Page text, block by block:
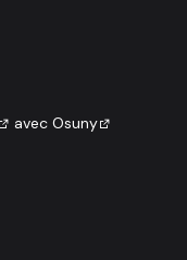
avec Osuny